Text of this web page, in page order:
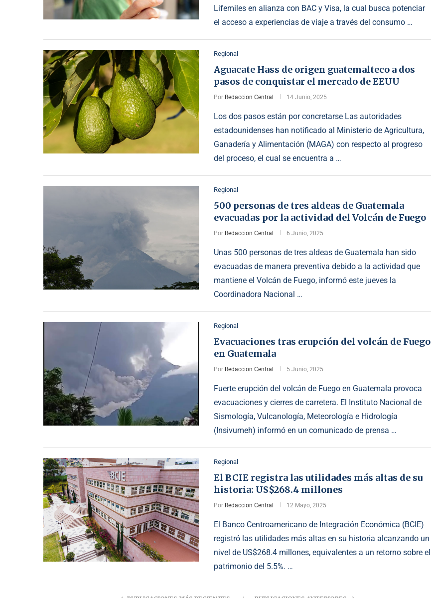
Lifemiles en alianza con BAC y Visa, la cual busca potenciar
el acceso a experiencias de viaje a través del consumo …
Regional
Aguacate Hass de origen guatemalteco a dos
pasos de conquistar el mercado de EEUU
Por Redaccion Central 14 Junio, 2025
Los dos pasos están por concretarse Las autoridades
estadounidenses han notificado al Ministerio de Agricultura,
Ganadería y Alimentación (MAGA) con respecto al progreso
del proceso, el cual se encuentra a …
Regional
500 personas de tres aldeas de Guatemala
evacuadas por la actividad del Volcán de Fuego
Por Redaccion Central 6 Junio, 2025
Unas 500 personas de tres aldeas de Guatemala han sido
evacuadas de manera preventiva debido a la actividad que
mantiene el Volcán de Fuego, informó este jueves la
Coordinadora Nacional …
Regional
Evacuaciones tras erupción del volcán de Fuego
en Guatemala
Por Redaccion Central 5 Junio, 2025
Fuerte erupción del volcán de Fuego en Guatemala provoca
evacuaciones y cierres de carretera. El Instituto Nacional de
Sismología, Vulcanología, Meteorología e Hidrología
(Insivumeh) informó en un comunicado de prensa …
Regional
El BCIE registra las utilidades más altas de su
historia: US$268.4 millones
Por Redaccion Central 12 Mayo, 2025
El Banco Centroamericano de Integración Económica (BCIE)
registró las utilidades más altas en su historia alcanzando un
nivel de US$268.4 millones, equivalentes a un retorno sobre el
patrimonio del 5.5%. …